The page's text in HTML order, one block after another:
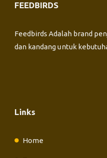
FEEDBIRDS
Feedbirds Adalah brand
dan kandang untuk
Links
Home